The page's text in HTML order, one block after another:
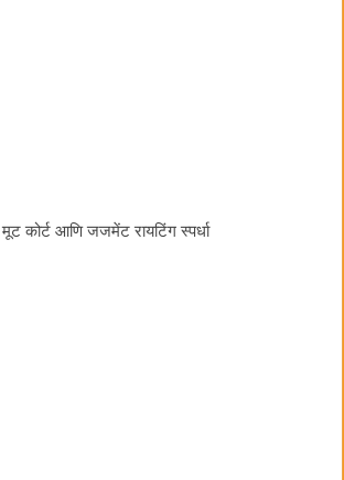
कोर्ट आणि जजमेंट रायटिंग स्पर्धा